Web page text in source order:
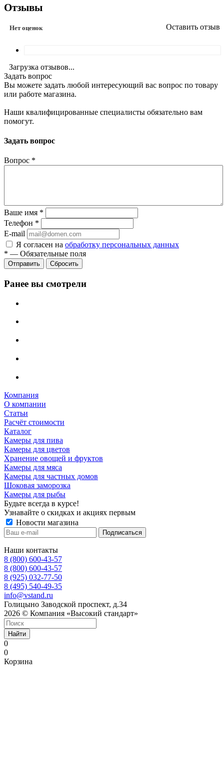
Отзывы
Нет оценок Оставить отзыв
Загрузка отзывов...
Задать вопрос
Вы можете задать любой интересующий вас вопрос по товару
или работе магазина.
Наши квалифицированные специалисты обязательно вам
помогут.
Задать вопрос
Вопрос *
Ваше имя *
Телефон *
E-mail
Я согласен на обработку персональных данных
* — Обязательные поля
Отправить Сбросить
Ранее вы смотрели
Компания
О компании
Статьи
Расчёт стоимости
Каталог
Камеры для пива
Камеры для цветов
Хранение овощей и фруктов
Камеры для мяса
Камеры для частных домов
Шоковая заморозка
Камеры для рыбы
Будьте всегда в курсе!
Узнавайте о скидках и акциях первым
Новости магазина
Наши контакты
8 (800) 600-43-57
8 (800) 600-43-57
8 (925) 032-77-50
8 (495) 540-49-35
info@vstand.ru
Голицыно Заводской проспект, д.34
2026 © Компания «Высокий стандарт»
Найти
0
0
Корзина